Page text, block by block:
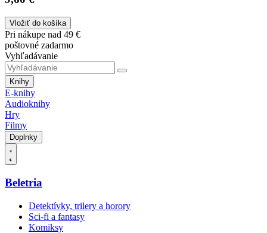
Vložiť do košíka
Pri nákupe nad 49 €
poštovné zadarmo
Vyhľadávanie
Knihy
E-knihy
Audioknihy
Hry
Filmy
Doplnky
Beletria
Detektívky, trilery a horory
Sci-fi a fantasy
Komiksy